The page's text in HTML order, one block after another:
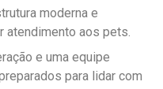
moderna e
atendimento aos pets.
e uma equipe
para lidar com